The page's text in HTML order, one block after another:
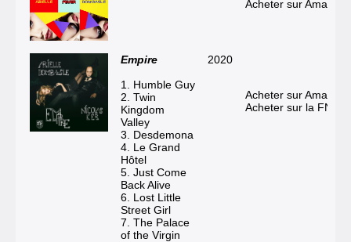
Acheter sur Amazon
Empire
1. Humble Guy
2. Twin
Kingdom
Valley
3. Desdemona
4. Le Grand
Hôtel
5. Just Come
Back Alive
6. Lost Little
Street Girl
7. The Palace
of the Virgin
2020
Acheter sur Amazon
Acheter sur la FNAC